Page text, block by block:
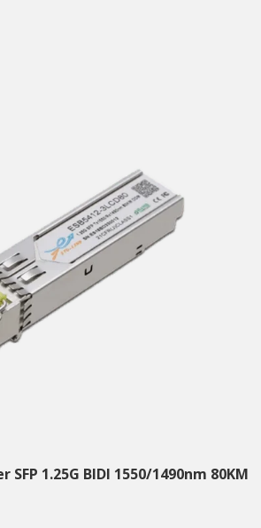
1.25G BIDI 1550/1490nm 80KM